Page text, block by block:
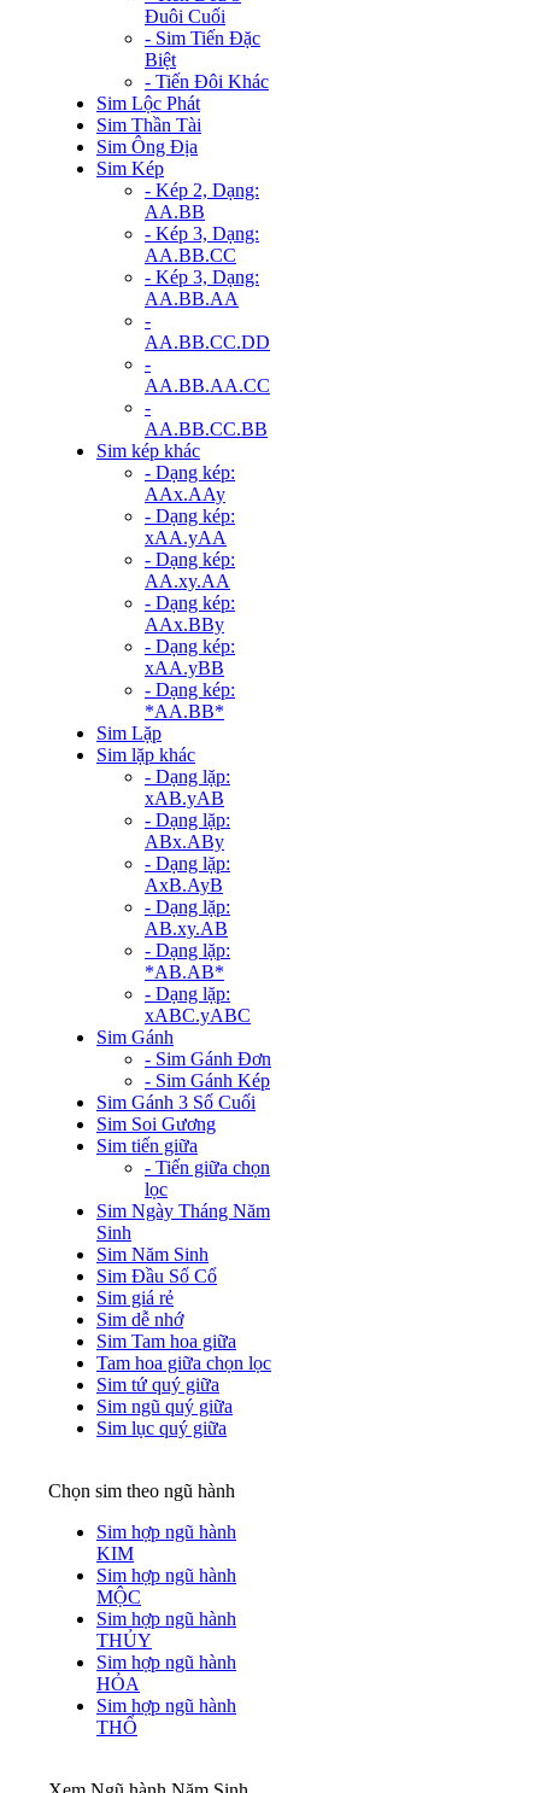
Đuôi Cuối
- Sim Tiến Đặc
Biệt
- Tiến Đôi Khác
Sim Lộc Phát
Sim Thần Tài
Sim Ông Địa
Sim Kép
- Kép 2, Dạng:
AA.BB
- Kép 3, Dạng:
AA.BB.CC
- Kép 3, Dạng:
AA.BB.AA
-
AA.BB.CC.DD
-
AA.BB.AA.CC
-
AA.BB.CC.BB
Sim kép khác
- Dạng kép:
AAx.AAy
- Dạng kép:
xAA.yAA
- Dạng kép:
AA.xy.AA
- Dạng kép:
AAx.BBy
- Dạng kép:
xAA.yBB
- Dạng kép:
*AA.BB*
Sim Lặp
Sim lặp khác
- Dạng lặp:
xAB.yAB
- Dạng lặp:
ABx.ABy
- Dạng lặp:
AxB.AyB
- Dạng lặp:
AB.xy.AB
- Dạng lặp:
*AB.AB*
- Dạng lặp:
xABC.yABC
Sim Gánh
- Sim Gánh Đơn
- Sim Gánh Kép
Sim Gánh 3 Số Cuối
Sim Soi Gương
Sim tiến giữa
- Tiến giữa chọn
lọc
Sim Ngày Tháng Năm
Sinh
Sim Năm Sinh
Sim Đầu Số Cổ
Sim giá rẻ
Sim dễ nhớ
Sim Tam hoa giữa
Tam hoa giữa chọn lọc
Sim tứ quý giữa
Sim ngũ quý giữa
Sim lục quý giữa
Chọn sim theo ngũ hành
Sim hợp ngũ hành
KIM
Sim hợp ngũ hành
MỘC
Sim hợp ngũ hành
THỦY
Sim hợp ngũ hành
HỎA
Sim hợp ngũ hành
THỔ